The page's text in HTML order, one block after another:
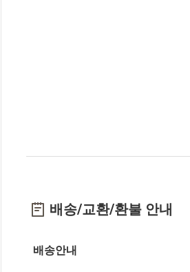
배송/교환/환불 안내
배송안내